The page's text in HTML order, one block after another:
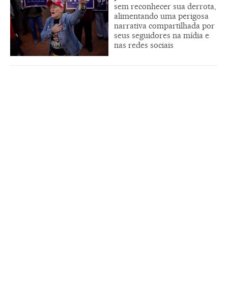
sem reconhecer sua derrota,
alimentando uma perigosa
narrativa compartilhada por
seus seguidores na mídia e
nas redes sociais